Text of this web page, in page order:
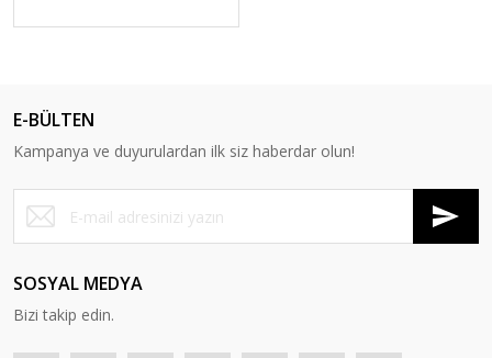
E-BÜLTEN
Kampanya ve duyurulardan ilk siz haberdar olun!
SOSYAL MEDYA
Bizi takip edin.